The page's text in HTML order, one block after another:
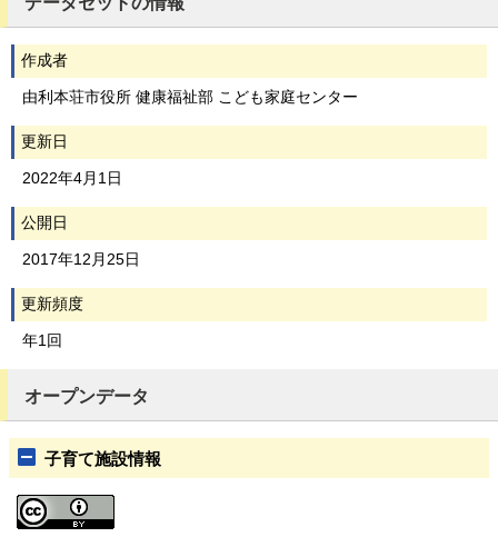
作成者
由利本荘市役所 健康福祉部 こども家庭センター
更新日
2022年4月1日
公開日
2017年12月25日
更新頻度
年1回
オープンデータ
子育て施設情報